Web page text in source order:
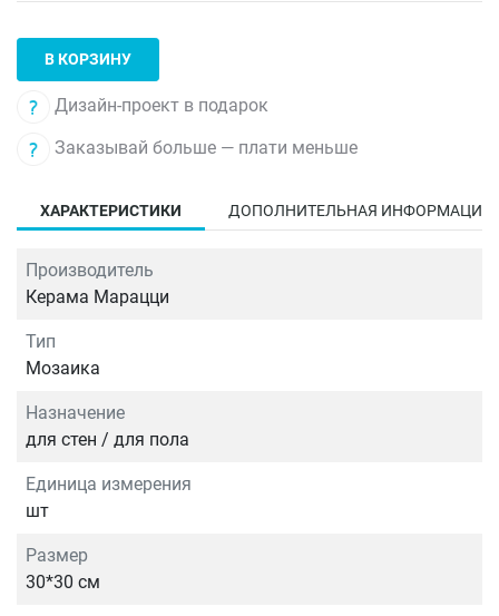
В КОРЗИНУ
Дизайн-проект в подарок
Заказывай больше — плати меньше
ХАРАКТЕРИСТИКИ ДОПОЛНИТЕЛЬНАЯ ИНФОРМАЦИЯ
Производитель
Керама Марацци
Тип
Мозаика
Назначение
для стен / для пола
Единица измерения
шт
Размер
30*30 см